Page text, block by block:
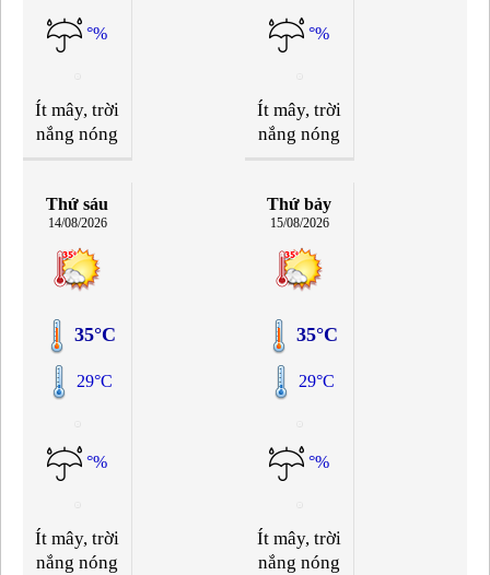
°%
Ít mây, trời
nắng nóng
°%
Ít mây, trời
nắng nóng
Thứ sáu
14/08/2026
35°C
29°C
°%
Ít mây, trời
nắng nóng
Thứ bảy
15/08/2026
35°C
29°C
°%
Ít mây, trời
nắng nóng